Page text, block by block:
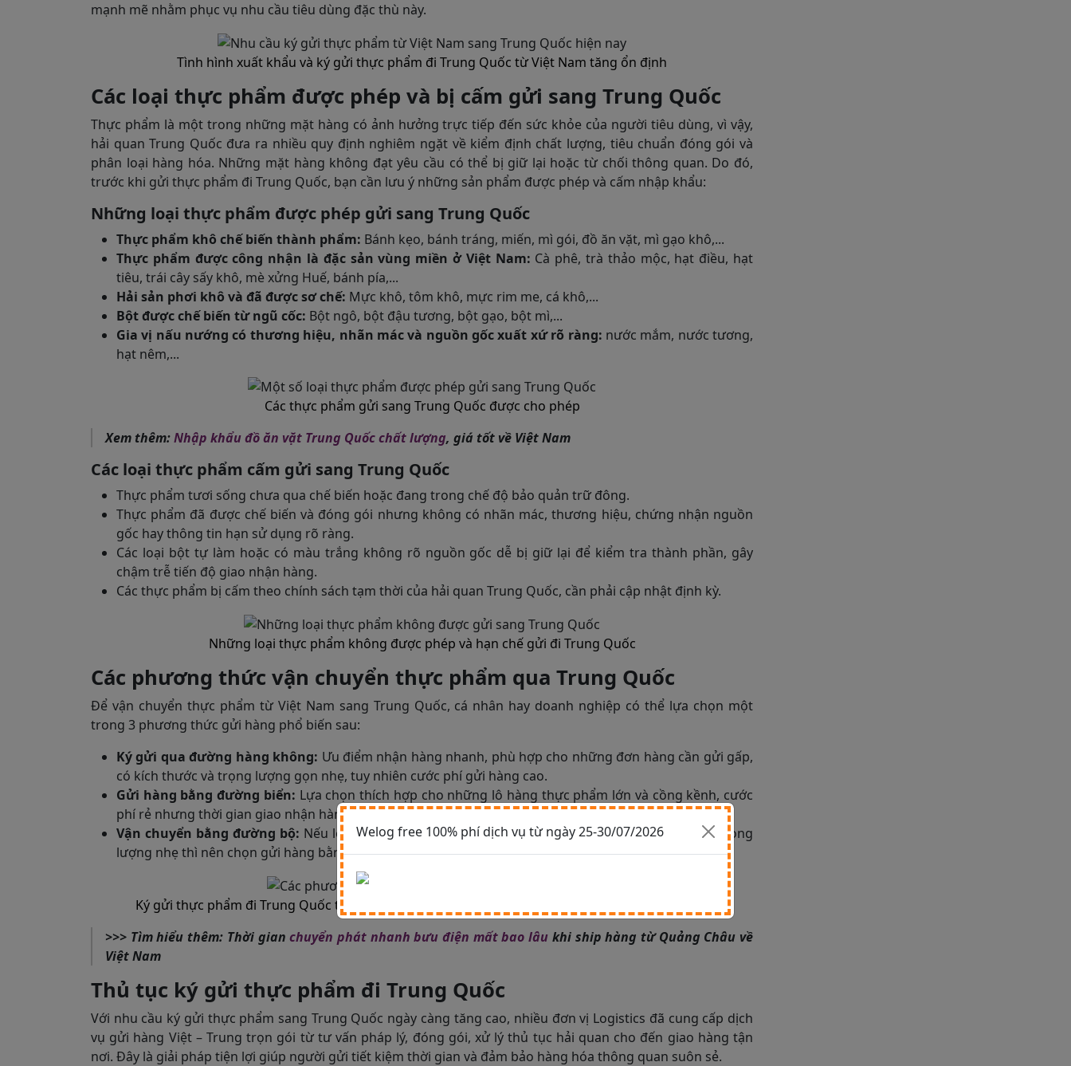
mạnh mẽ nhằm phục vụ nhu cầu tiêu dùng đặc thù này.
Tình hình xuất khẩu và ký gửi thực phẩm đi Trung Quốc từ Việt Nam tăng ổn định
Các loại thực phẩm được phép và bị cấm gửi sang Trung Quốc
Thực phẩm là một trong những mặt hàng có ảnh hưởng trực tiếp đến sức khỏe của người tiêu dùng, vì vậy,
hải quan Trung Quốc đưa ra nhiều quy định nghiêm ngặt về kiểm định chất lượng, tiêu chuẩn đóng gói và
phân loại hàng hóa. Những mặt hàng không đạt yêu cầu có thể bị giữ lại hoặc từ chối thông quan. Do đó,
trước khi gửi thực phẩm đi Trung Quốc, bạn cần lưu ý những sản phẩm được phép và cấm nhập khẩu:
Những loại thực phẩm được phép gửi sang Trung Quốc
Thực phẩm khô chế biến thành phẩm: Bánh kẹo, bánh tráng, miến, mì gói, đồ ăn vặt, mì gạo khô,...
Thực phẩm được công nhận là đặc sản vùng miền ở Việt Nam: Cà phê, trà thảo mộc, hạt điều, hạt
tiêu, trái cây sấy khô, mè xửng Huế, bánh pía,...
Hải sản phơi khô và đã được sơ chế: Mực khô, tôm khô, mực rim me, cá khô,...
Bột được chế biến từ ngũ cốc: Bột ngô, bột đậu tương, bột gạo, bột mì,...
Gia vị nấu nướng có thương hiệu, nhãn mác và nguồn gốc xuất xứ rõ ràng: nước mắm, nước tương,
hạt nêm,...
Các thực phẩm gửi sang Trung Quốc được cho phép
Xem thêm:Nhập khẩu đồ ăn vặt Trung Quốc chất lượng, giá tốt về Việt Nam
Các loại thực phẩm cấm gửi sang Trung Quốc
Thực phẩm tươi sống chưa qua chế biến hoặc đang trong chế độ bảo quản trữ đông.
Thực phẩm đã được chế biến và đóng gói nhưng không có nhãn mác, thương hiệu, chứng nhận nguồn
gốc hay thông tin hạn sử dụng rõ ràng.
Các loại bột tự làm hoặc có màu trắng không rõ nguồn gốc dễ bị giữ lại để kiểm tra thành phần, gây
chậm trễ tiến độ giao nhận hàng.
Các thực phẩm bị cấm theo chính sách tạm thời của hải quan Trung Quốc, cần phải cập nhật định kỳ.
Những loại thực phẩm không được phép và hạn chế gửi đi Trung Quốc
Các phương thức vận chuyển thực phẩm qua Trung Quốc
Để vận chuyển thực phẩm từ Việt Nam sang Trung Quốc, cá nhân hay doanh nghiệp có thể lựa chọn một
trong 3 phương thức gửi hàng phổ biến sau:
Ký gửi qua đường hàng không: Ưu điểm nhận hàng nhanh, phù hợp cho những đơn hàng cần gửi gấp,
có kích thước và trọng lượng gọn nhẹ, tuy nhiên cước phí gửi hàng cao.
Gửi hàng bằng đường biển: Lựa chọn thích hợp cho những lô hàng thực phẩm lớn và cồng kềnh, cước
phí rẻ nhưng thời gian giao nhận hàng lâu.
Vận chuyển bằng đường bộ: Nếu lô hàng thực phẩm ký gửi sang Trung Quốc cồng kềnh nhưng trọng
lượng nhẹ thì nên chọn gửi hàng bằng đường bộ để tối ưu chi phí hơn so với đường biển.
Ký gửi thực phẩm đi Trung Quốc từ Việt Nam qua đường biển, đường hàng không và đường bộ
>>> Tìm hiểu thêm: Thời gianchuyển phát nhanh bưu điện mất bao lâu khi ship hàng từ Quảng Châu về
Việt Nam
Thủ tục ký gửi thực phẩm đi Trung Quốc
Với nhu cầu ký gửi thực phẩm sang Trung Quốc ngày càng tăng cao, nhiều đơn vị Logistics đã cung cấp dịch
vụ gửi hàng Việt – Trung trọn gói từ tư vấn pháp lý, đóng gói, xử lý thủ tục hải quan cho đến giao hàng tận
nơi. Đây là giải pháp tiện lợi giúp người gửi tiết kiệm thời gian và đảm bảo hàng hóa thông quan suôn sẻ.
Welog free 100% phí dịch vụ từ ngày 25-30/07/2026